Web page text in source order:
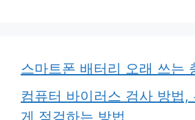
스마트폰 배터리 오래 쓰는
컴퓨터 바이러스 검사 방법,
게 점검하는 방법